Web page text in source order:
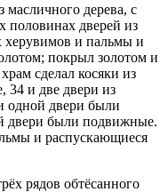
масличного дерева, с
половинах дверей из
херувимов и пальмы и
покрыл золотом и
сделал косяки из
34 и две двери из
одной двери были
двери были подвижные.
и распускающиеся
рядов обтёсанного